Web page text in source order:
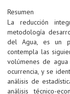
Resumen
La reducción
metodología
del Agua, es un
contempla las
volúmenes de
ocurrencia, y se
análisis de
análisis técnico-